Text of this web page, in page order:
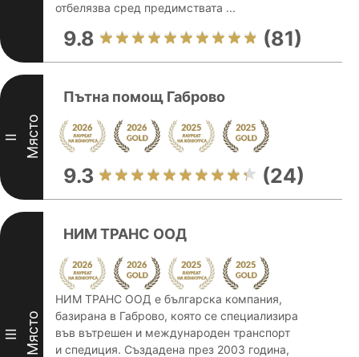
отбелязва сред предимствата ...
9.8 (81)
II Място
Пътна помощ Габрово
9.3 (24)
III Място
НИМ ТРАНС ООД
НИМ ТРАНС ООД е българска компания,
базирана в Габрово, която се специализира
във вътрешен и международен транспорт
и спедиция. Създадена през 2003 година,